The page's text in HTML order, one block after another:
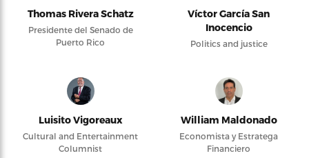
Thomas Rivera Schatz
Presidente del Senado de
Puerto Rico
Víctor García San
Inocencio
Politics and justice
Luisito Vigoreaux
Cultural and Entertainment
Columnist
William Maldonado
Economista y Estratega
Financiero